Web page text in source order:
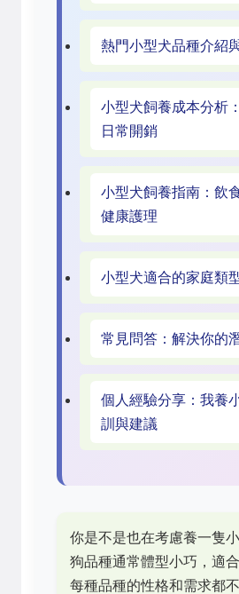
熱門小型犬品種介紹
小型犬飼養成本分析
日常開銷
小型犬飼養指南：飲
健康護理
小型犬適合的家庭類
常見問答：解決你的
個人經驗分享：我養
訓與建議
你是不是也在考慮養一隻
狗品種通常體型小巧，適
每種品種的性格和需求都